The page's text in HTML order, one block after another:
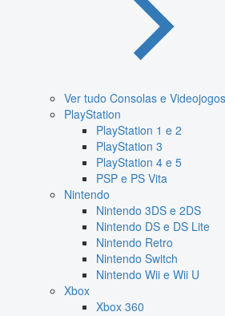
Ver tudo Consolas e Videojogos
PlayStation
PlayStation 1 e 2
PlayStation 3
PlayStation 4 e 5
PSP e PS Vita
Nintendo
Nintendo 3DS e 2DS
Nintendo DS e DS Lite
Nintendo Retro
Nintendo Switch
Nintendo Wii e Wii U
Xbox
Xbox 360